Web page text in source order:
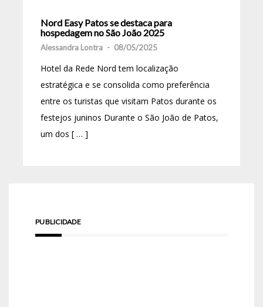
Nord Easy Patos se destaca para
hospedagem no São João 2025
Alessandra Lontra - 08/05/2025
Hotel da Rede Nord tem localização
estratégica e se consolida como preferência
entre os turistas que visitam Patos durante os
festejos juninos Durante o São João de Patos,
um dos [ … ]
PUBLICIDADE